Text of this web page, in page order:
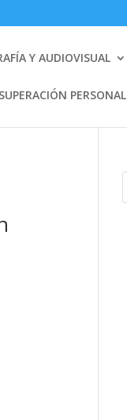
Y AUDIOVISUAL
SUPERACIÓN PERSONAL